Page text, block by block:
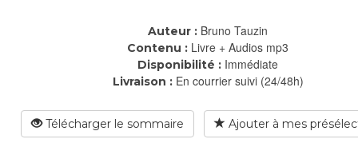
Auteur : Bruno Tauzin
Contenu : Livre + Audios mp3
Disponibilité : Immédiate
Livraison : En courrier suivi (24/48h)
Télécharger le sommaire Ajouter à mes